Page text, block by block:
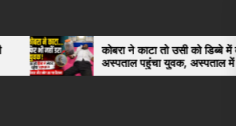
कोबरा ने काटा तो उसी को डिब्बे में बंद कर
अस्पताल पहुंचा युवक, अस्पताल में देखकर डॉक्टर
भी रह गए हैरान